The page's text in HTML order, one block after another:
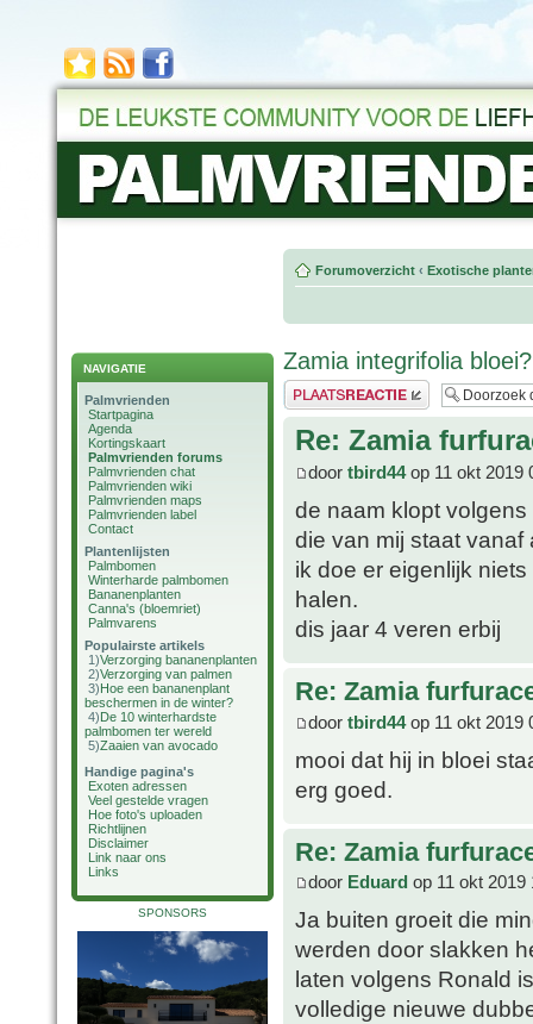
NAVIGATIE
Palmvrienden
Startpagina
Agenda
Kortingskaart
Palmvrienden forums
Palmvrienden chat
Palmvrienden wiki
Palmvrienden maps
Palmvrienden label
Contact
Plantenlijsten
Palmbomen
Winterharde palmbomen
Bananenplanten
Canna's (bloemriet)
Palmvarens
Populairste artikels
1)Verzorging bananenplanten
2)Verzorging van palmen
3)Hoe een bananenplant
beschermen in de winter?
4)De 10 winterhardste
palmbomen ter wereld
5)Zaaien van avocado
Handige pagina's
Exoten adressen
Veel gestelde vragen
Hoe foto's uploaden
Richtlijnen
Disclaimer
Link naar ons
Links
SPONSORS
Forumoverzicht ‹ Exotische
Zamia integrifolia bloei?
Plaats een reactie
Re: Zamia
door tbird44op 11 okt 2019
de naam klopt volgens
die van mij staat vanaf
ik doe er eigenlijk
halen.
dis jaar 4 veren erbij
Re: Zamia
door tbird44op 11 okt 2019
mooi dat hij in bloei
erg goed.
Re: Zamia
door Eduard op 11 okt 2019
Ja buiten groeit die
werden door slakken
laten volgens Ronald
volledige nieuwe